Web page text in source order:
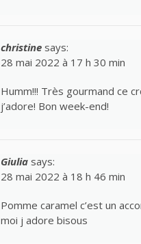
christine says:
28 mai 2022 à 17 h 30 min
Humm!!! Très gourmand ce
j’adore! Bon week-end!
Giulia says:
28 mai 2022 à 18 h 46 min
Pomme caramel c’est un
moi j adore bisous